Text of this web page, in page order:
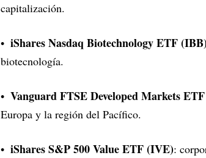
capitalización.
iShares Nasdaq Biotechnology ETF
biotecnología.
Vanguard FTSE Developed Markets
Europa y la región del Pacífico.
iShares S&P 500 Value ETF (IVE):